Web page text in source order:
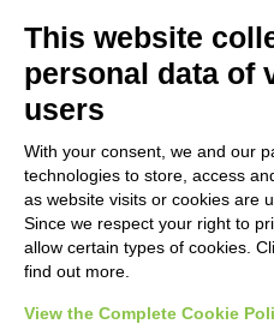
Siga Nios4
LEGALES
Documentación contractual y
Condiciones generales de
Condiciones de venta
Condiciones del servicio de
Informativas Privacidad
Security Policy
This website
personal data of
users
With your consent, we and our
technologies to store, access
as website visits or cookies are
Since we respect your right to
allow certain types of cookies.
find out more.
View the Complete Cookie